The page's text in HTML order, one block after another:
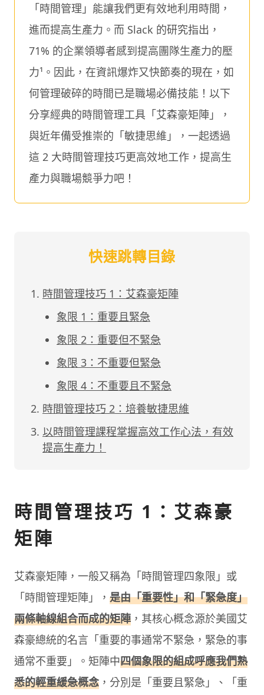
「時間管理」能讓我們更有效地利用時間，
進而提高生產力。而 Slack 的研究指出，
71% 的企業領導者感到提高團隊生產力的壓
力¹。因此，在資訊爆炸又快節奏的現在，如
何管理破碎的時間已是職場必備技能！以下
分享經典的時間管理工具「艾森豪矩陣」，
與近年備受推崇的「敏捷思維」，一起透過
這 2 大時間管理技巧更高效地工作，提高生
產力與職場競爭力吧！
快速跳轉目錄
時間管理技巧 1：艾森豪矩陣
象限 1：重要且緊急
象限 2：重要但不緊急
象限 3：不重要但緊急
象限 4：不重要且不緊急
時間管理技巧 2：培養敏捷思維
以時間管理課程掌握高效工作心法，有效
提高生產力！
時間管理技巧 1：艾森豪
矩陣
艾森豪矩陣，一般又稱為「時間管理四象限」或
「時間管理矩陣」， 是由「重要性」和「緊急度」
兩條軸線組合而成的矩陣 ，其核心概念源於美國艾
森豪總統的名言「重要的事通常不緊急，緊急的事
通常不重要」。矩陣中四個象限的組成呼應我們熟
悉的輕重緩急概念 ，分別是「重要且緊急」、「重